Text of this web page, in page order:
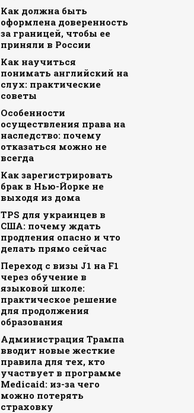
Как должна быть
оформлена доверенность
за границей, чтобы ее
приняли в России
Как научиться
понимать английский на
слух: практические
советы
Особенности
осуществления права на
наследство: почему
отказаться можно не
всегда
Как зарегистрировать
брак в Нью-Йорке не
выходя из дома
TPS для украинцев в
США: почему ждать
продления опасно и что
делать прямо сейчас
Переход с визы J1 на F1
через обучение в
языковой школе:
практическое решение
для продолжения
образования
Администрация Трампа
вводит новые жесткие
правила для тех, кто
участвует в программе
Medicaid: из-за чего
можно потерять
страховку